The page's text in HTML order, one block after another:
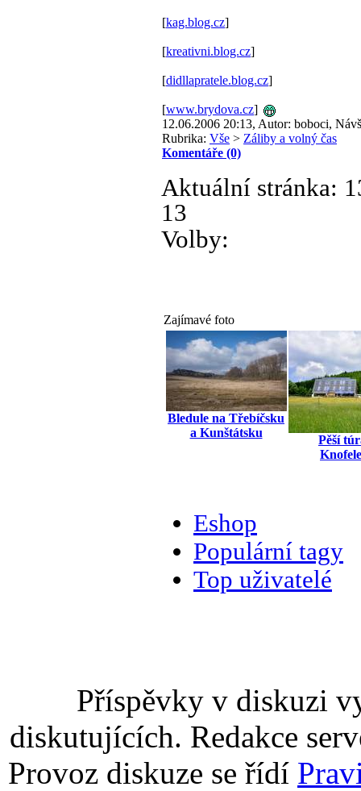
[kag.blog.cz]
[kreativni.blog.cz]
[didllapratele.blog.cz]
[www.brydova.cz]
12.06.2006 20:13, Autor: boboci,
Rubrika: Vše > Záliby a volný čas
Komentáře (0)
Aktuální stránka:
13
Volby:
Zajímavé foto
Bledule na Třebíčsku
a Kunštátsku
Pěší
Eshop
Populární tagy
Top uživatelé
Příspěvky v diskuzi
diskutujících. Redakce
Provoz diskuze se řídí